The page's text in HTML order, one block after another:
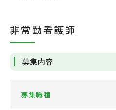
非常勤看護師
募集内容
募集職種